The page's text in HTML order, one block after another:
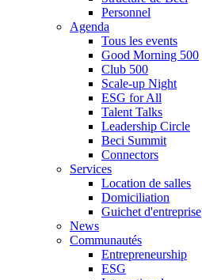
Personnel
Agenda
Tous les events
Good Morning 500
Club 500
Scale-up Night
ESG for All
Talent Talks
Leadership Circle
Beci Summit
Connectors
Services
Location de salles
Domiciliation
Guichet d'entreprise
News
Communautés
Entrepreneurship
ESG